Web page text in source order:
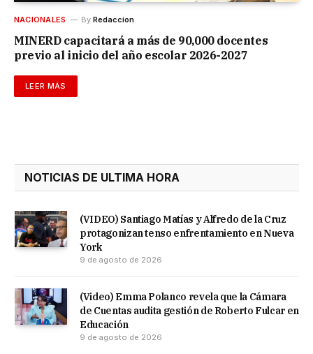
NACIONALES By Redaccion
MINERD capacitará a más de 90,000 docentes
previo al inicio del año escolar 2026-2027
LEER MÁS
NOTICIAS DE ULTIMA HORA
(VIDEO) Santiago Matías y Alfredo de la Cruz
protagonizan tenso enfrentamiento en Nueva
York
9 de agosto de 2026
(Video) Emma Polanco revela que la Cámara
de Cuentas audita gestión de Roberto Fulcar en
Educación
9 de agosto de 2026